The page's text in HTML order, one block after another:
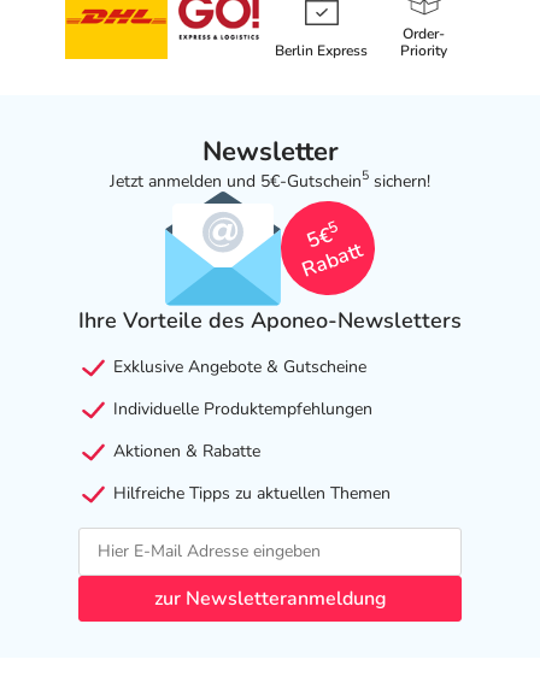
Berlin Express
Order-
Priority
Newsletter
Jetzt anmelden und 5€-Gutschein5 sichern!
5€
5
Rabatt
Ihre Vorteile des Aponeo-Newsletters
Exklusive Angebote & Gutscheine
Individuelle Produktempfehlungen
Aktionen & Rabatte
Hilfreiche Tipps zu aktuellen Themen
zur Newsletteranmeldung